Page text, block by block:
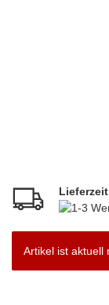
Artikel ist aktuell